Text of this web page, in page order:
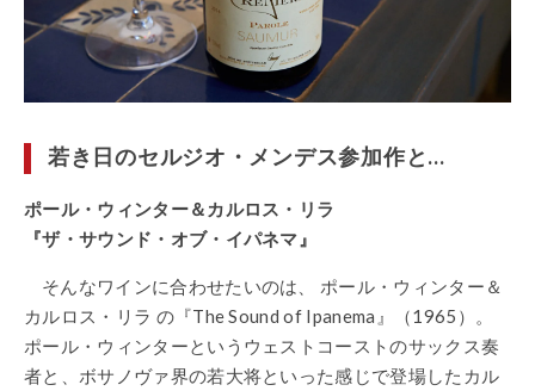
若き日のセルジオ・メンデス参加作と…
ポール・ウィンター＆カルロス・リラ
『ザ・サウンド・オブ・イパネマ』
そんなワインに合わせたいのは、 ポール・ウィンター＆
カルロス・リラ の『The Sound of Ipanema』（1965）。
ポール・ウィンターというウェストコーストのサックス奏
者と、ボサノヴァ界の若大将といった感じで登場したカル